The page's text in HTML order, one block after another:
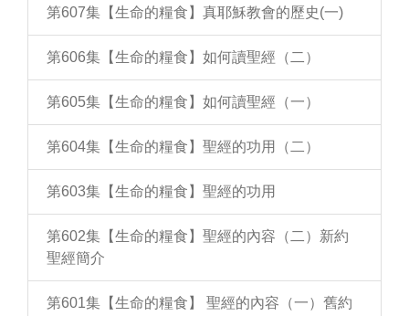
第607集【生命的糧食】真耶穌教會的歷史(一)
第606集【生命的糧食】如何讀聖經（二）
第605集【生命的糧食】如何讀聖經（一）
第604集【生命的糧食】聖經的功用（二）
第603集【生命的糧食】聖經的功用
第602集【生命的糧食】聖經的內容（二）新約
聖經簡介
第601集【生命的糧食】 聖經的內容（一）舊約